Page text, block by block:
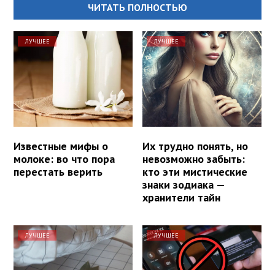
ЧИТАТЬ ПОЛНОСТЬЮ
ЛУЧШЕЕ
Известные мифы о
молоке: во что пора
перестать верить
ЛУЧШЕЕ
Их трудно понять, но
невозможно забыть:
кто эти мистические
знаки зодиака —
хранители тайн
ЛУЧШЕЕ ЛУЧШЕЕ